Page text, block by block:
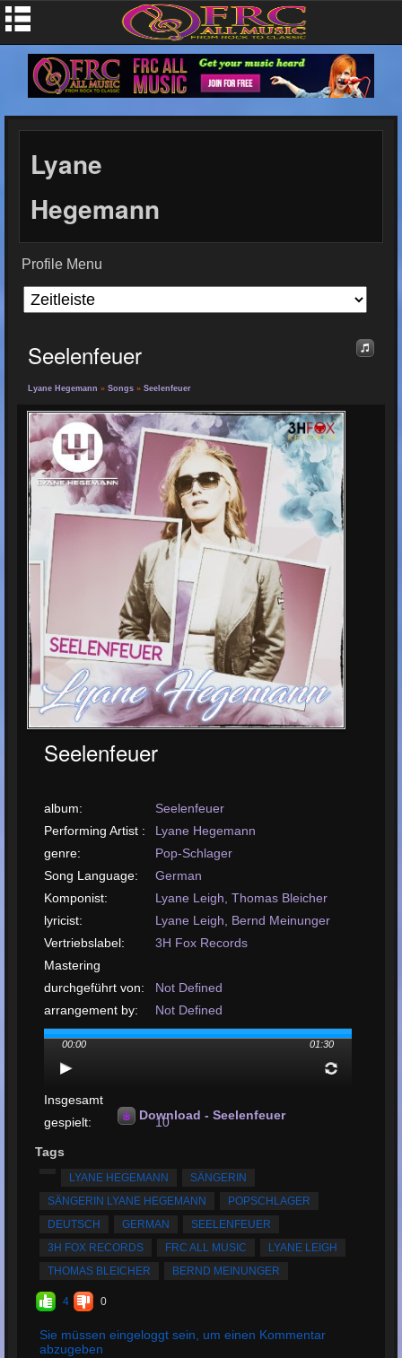
Lyane
Hegemann
Profile Menu
Seelenfeuer
Lyane Hegemann » Songs » Seelenfeuer
Seelenfeuer
album:
Seelenfeuer
Performing Artist :
Lyane Hegemann
genre:
Pop-Schlager
Song Language:
German
Komponist:
Lyane Leigh, Thomas Bleicher
lyricist:
Lyane Leigh, Bernd Meinunger
Vertriebslabel:
3H Fox Records
Mastering
durchgeführt von:
Not Defined
arrangement by:
Not Defined
Upload- oder
Lied hochladen:
Insgesamt
gespielt:
10
00:00 01:30
Download - Seelenfeuer
Tags
LYANE HEGEMANN
SÄNGERIN
SÄNGERIN LYANE HEGEMANN
POPSCHLAGER
DEUTSCH
GERMAN
SEELENFEUER
3H FOX RECORDS
FRC ALL MUSIC
LYANE LEIGH
THOMAS BLEICHER
BERND MEINUNGER
4 0
Sie müssen eingeloggt sein, um einen Kommentar
abzugeben